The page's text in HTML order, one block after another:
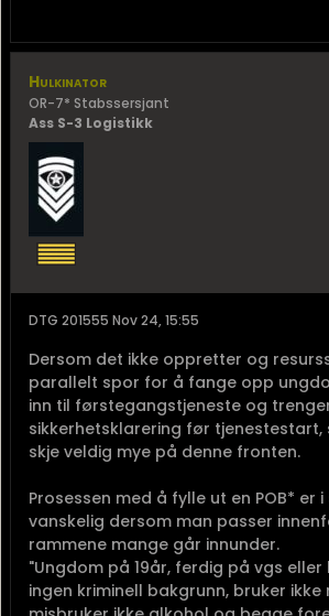
Hulkinator
OR-7* Stabssersjant
Ass S-3 Logistikk
DTG 201555 Nov 24, 15:55
Dersom det ikke oppretter og
parallelt spor for å fange opp
inn til førstegangstjeneste og
sikkerhetsklarering før tjenestestart,
skje veldig mye på denne fronten.
Prosessen med å fylle ut en POB* er
vanskelig dersom man passer
rammene mange går innunder.
"Ungdom på 19år, ferdig på vgs
ingen kriminell bakgrunn, bruker